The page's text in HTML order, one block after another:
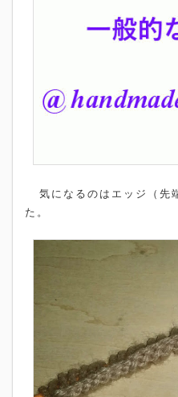
気になるのはエッジ（先
た。